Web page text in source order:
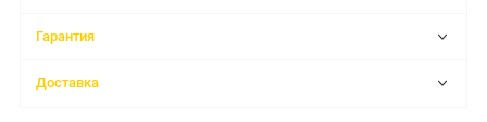
Гарантия
Доставка